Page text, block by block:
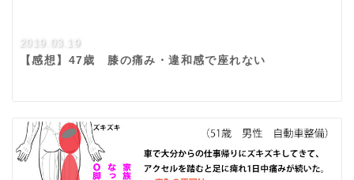
2019.03.19
【感想】47歳 膝の痛み・違和感で座れない